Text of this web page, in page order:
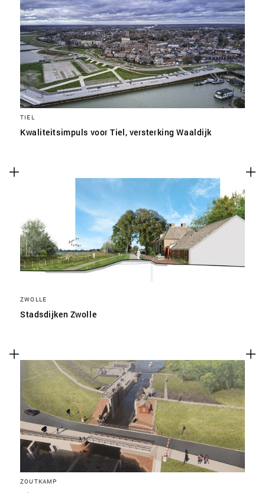
TIEL
Kwaliteitsimpuls voor Tiel, versterking Waaldijk
ZWOLLE
Stadsdijken Zwolle
ZOUTKAMP